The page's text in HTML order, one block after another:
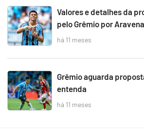
Valores e detalhes da
pelo Grêmio por Aravena
há 11 meses
Grêmio aguarda
entenda
há 11 meses